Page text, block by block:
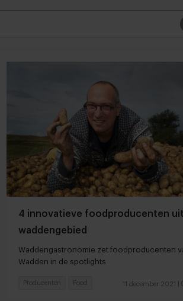
4 innovatieve foodproducenten
waddengebied
Waddengastronomie zet foodproducenten
Wadden in de spotlights
11 december 2021
Producenten Food